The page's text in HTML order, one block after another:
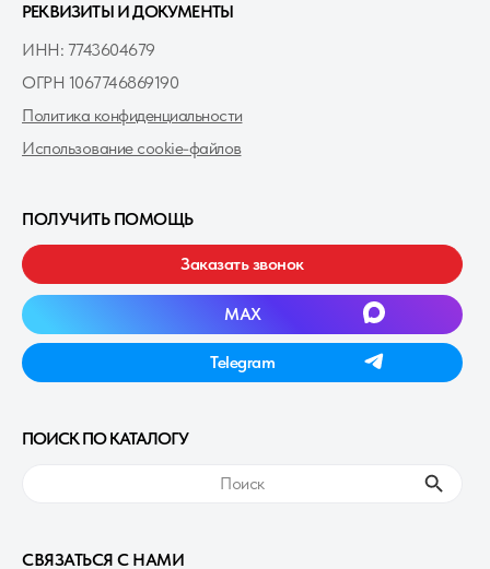
СВЯЗАТЬСЯ С НАМИ
Заказать звонок
MAXㅤ
ПОЛУЧИТЬ ПОМОЩЬ
ㅤПоискㅤ
ИНН: 7743604679
ОГРН 1067746869190
ПОИСК ПО КАТАЛОГУ
РЕКВИЗИТЫ И ДОКУМЕНТЫ
Политика конфиденциальности
Использование cookie-файлов
Telegramㅤ